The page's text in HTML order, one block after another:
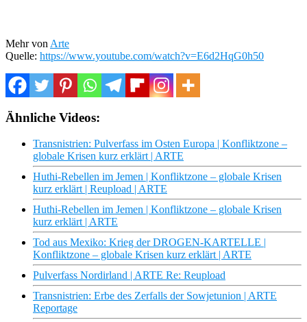
Mehr von Arte
Quelle: https://www.youtube.com/watch?v=E6d2HqG0h50
Ähnliche Videos:
Transnistrien: Pulverfass im Osten Europa | Konfliktzone –
globale Krisen kurz erklärt | ARTE
Huthi-Rebellen im Jemen | Konfliktzone – globale Krisen
kurz erklärt | Reupload | ARTE
Huthi-Rebellen im Jemen | Konfliktzone – globale Krisen
kurz erklärt | ARTE
Tod aus Mexiko: Krieg der DROGEN-KARTELLE |
Konfliktzone – globale Krisen kurz erklärt | ARTE
Pulverfass Nordirland | ARTE Re: Reupload
Transnistrien: Erbe des Zerfalls der Sowjetunion | ARTE
Reportage